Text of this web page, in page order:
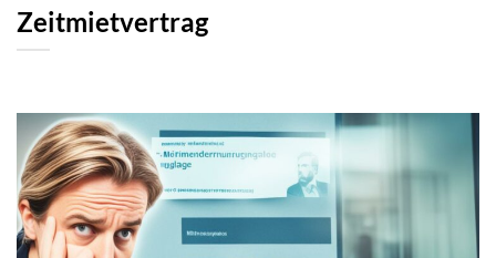
Zeitmietvertrag